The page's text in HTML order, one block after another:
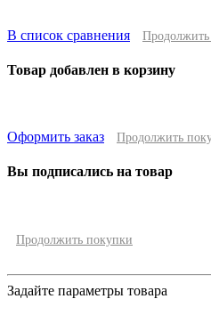
В список сравнения
Товар добавлен в корзину
Оформить заказ Продолжить
Вы подписались на товар
Продолжить покупки
Задайте параметры товара